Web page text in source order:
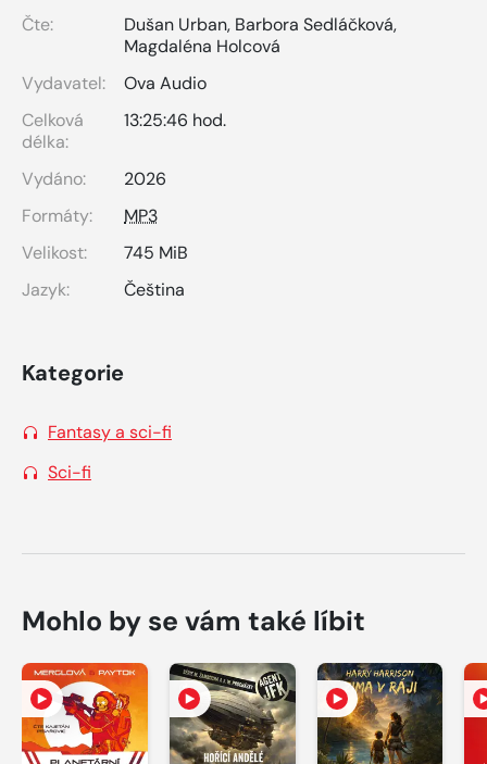
Čte:
Dušan Urban, Barbora Sedláčková,
Magdaléna Holcová
Vydavatel:
Ova Audio
Celková
délka:
13:25:46 hod.
Vydáno:
2026
Formáty:
MP3
Velikost:
745 MiB
Jazyk:
Čeština
Kategorie
Fantasy a sci-fi
Sci-fi
Mohlo by se vám také líbit